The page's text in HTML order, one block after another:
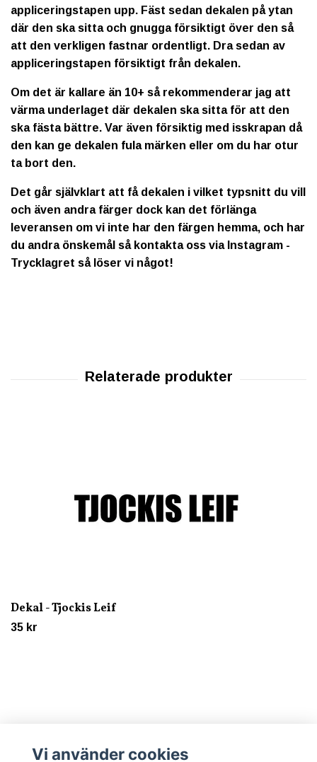
appliceringstapen upp. Fäst sedan dekalen på ytan
där den ska sitta och gnugga försiktigt över den så
att den verkligen fastnar ordentligt. Dra sedan av
appliceringstapen försiktigt från dekalen.
Om det är kallare än 10+ så rekommenderar jag att
värma underlaget där dekalen ska sitta för att den
ska fästa bättre. Var även försiktig med isskrapan då
den kan ge dekalen fula märken eller om du har otur
ta bort den.
Det går självklart att få dekalen i vilket typsnitt du vill
och även andra färger dock kan det förlänga
leveransen om vi inte har den färgen hemma, och har
du andra önskemål så kontakta oss via Instagram -
Trycklagret så löser vi något!
Dekal - Tjockis Leif
35 kr
Vi använder cookies